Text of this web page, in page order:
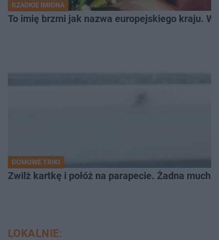
RZADKIE IMIONA
To imię brzmi jak nazwa europejskiego kraju.
DOMOWE TRIKI
Zwilż kartkę i połóż na parapecie. Żadna
LOKALNIE: